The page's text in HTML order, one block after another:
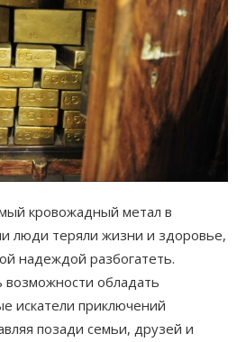
кровожадный метал в
люди теряли жизни и здоровье,
надеждой разбогатеть.
обладать
искатели приключений
позади семьи, друзей и